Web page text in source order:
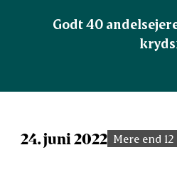
Godt 40
24. juni 2022 Mere end